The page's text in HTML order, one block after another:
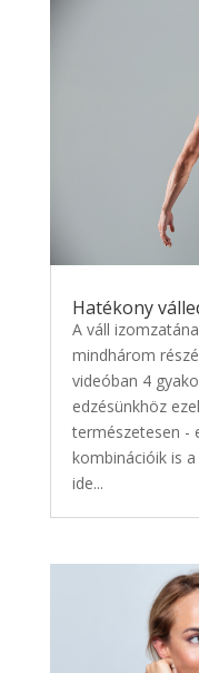
Hatékony
A váll
mindhárom
videóban 4
edzésünkhöz
természetesen -
kombinációik is
ide...